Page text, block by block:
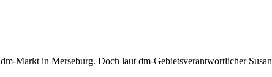
Markt in Merseburg. Doch laut dm-Gebietsverantwortlicher Susan